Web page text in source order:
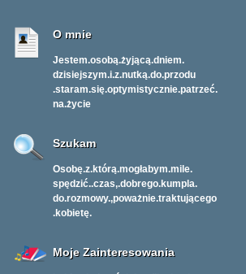
O mnie
Jestem.osobą.żyjącą.dniem.
dzisiejszym.i.z.nutką.do.przodu
.staram.się.optymistycznie.patrzeć.
na.życie
Szukam
Osobę.z.którą.mogłabym.mile.
spędzić..czas,.dobrego.kumpla.
do.rozmowy.,poważnie.traktującego
.kobietę.
Moje Zainteresowania